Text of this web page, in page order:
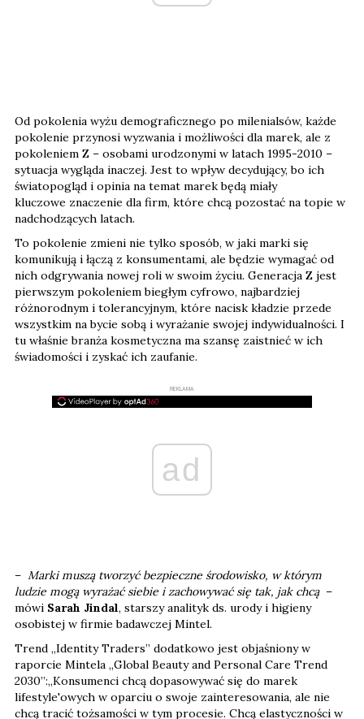
Od pokolenia wyżu demograficznego po milenialsów, każde
pokolenie przynosi wyzwania i możliwości dla marek, ale z
pokoleniem Z – osobami urodzonymi w latach 1995-2010 –
sytuacja wygląda inaczej. Jest to wpływ decydujący, bo ich
światopogląd i opinia na temat marek będą miały
kluczowe znaczenie dla firm, które chcą pozostać na topie w
nadchodzących latach.
To pokolenie zmieni nie tylko sposób, w jaki marki się
komunikują i łączą z konsumentami, ale będzie wymagać od
nich odgrywania nowej roli w swoim życiu. Generacja Z jest
pierwszym pokoleniem biegłym cyfrowo, najbardziej
różnorodnym i tolerancyjnym, które nacisk kładzie przede
wszystkim na bycie sobą i wyrażanie swojej indywidualności. I
tu właśnie branża kosmetyczna ma szansę zaistnieć w ich
świadomości i zyskać ich zaufanie.
REKLAMA
ad
– Marki muszą tworzyć bezpieczne środowisko, w którym
ludzie mogą wyrażać siebie i zachowywać się tak, jak chcą –
mówi Sarah Jindal, starszy analityk ds. urody i higieny
osobistej w firmie badawczej Mintel.
Trend „Identity Traders” dodatkowo jest objaśniony w
raporcie Mintela „Global Beauty and Personal Care Trend
2030”:„Konsumenci chcą dopasowywać się do marek
lifestyle'owych w oparciu o swoje zainteresowania, ale nie
chcą tracić tożsamości w tym procesie. Chcą elastyczności w